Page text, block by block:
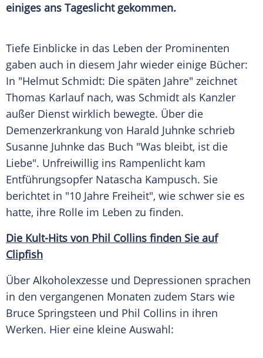
einiges ans Tageslicht gekommen.
Tiefe Einblicke in das Leben der Prominenten
gaben auch in diesem Jahr wieder einige Bücher:
In "Helmut Schmidt: Die späten Jahre" zeichnet
Thomas Karlaufnach, was Schmidt als Kanzler
außer Dienst wirklich bewegte. Über die
Demenzerkrankung von Harald Juhnke schrieb
Susanne Juhnke das Buch "Was bleibt, ist die
Liebe". Unfreiwillig ins Rampenlicht kam
Entführungsopfer Natascha Kampusch. Sie
berichtet in "10 Jahre Freiheit", wie schwer sie es
hatte, ihre Rolle im Leben zu finden.
Die Kult-Hits von Phil Collins finden Sie auf
Clipfish
Über Alkoholexzesse und Depressionen sprachen
in den vergangenen Monaten zudem Stars wie
Bruce Springsteen und Phil Collins in ihren
Werken. Hier eine kleine Auswahl: